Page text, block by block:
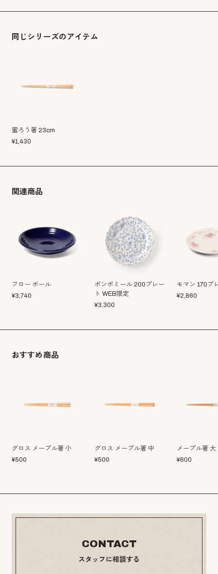
同じシリーズのアイテム
蜜ろう箸 23cm
¥1,430
関連商品
フロー ボール
¥3,740
ポンポミール 200プレー
ト WEB限定
¥3,300
モマン 170プ
¥2,860
おすすめ商品
グロス メープル箸 小
¥500
グロス メープル箸 中
¥500
メープル箸 大
¥600
CONTACT
スタッフに相談する